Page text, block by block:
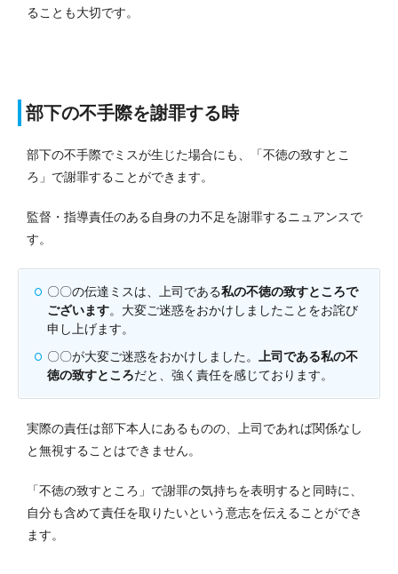
ることも大切です。
部下の不手際を謝罪する時
部下の不手際でミスが生じた場合にも、「不徳の致すとこ
ろ」で謝罪することができます。
監督・指導責任のある自身の力不足を謝罪するニュアンスで
す。
〇〇の伝達ミスは、上司である私の不徳の致すところで
ございます。大変ご迷惑をおかけしましたことをお詫び
申し上げます。
〇〇が大変ご迷惑をおかけしました。
上司である私の不
徳の致すところだと、強く責任を感じております。
実際の責任は部下本人にあるものの、上司であれば関係なし
と無視することはできません。
「不徳の致すところ」で謝罪の気持ちを表明すると同時に、
自分も含めて責任を取りたいという意志を伝えることができ
ます。